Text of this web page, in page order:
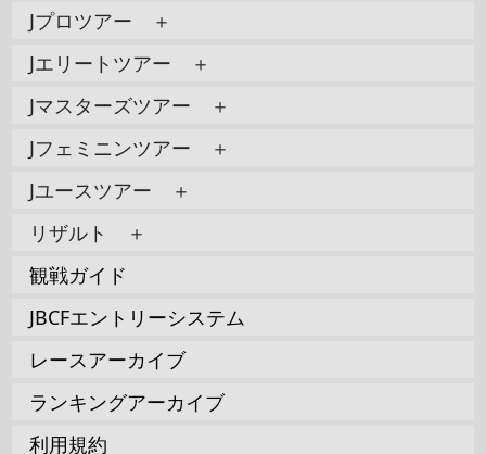
Jプロツアー ＋
Jエリートツアー ＋
Jマスターズツアー ＋
Jフェミニンツアー ＋
Jユースツアー ＋
リザルト ＋
観戦ガイド
JBCFエントリーシステム
レースアーカイブ
ランキングアーカイブ
利用規約